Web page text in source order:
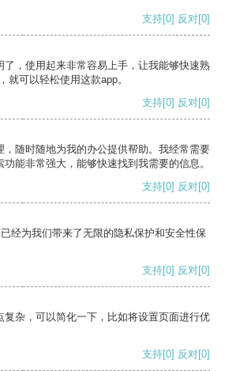
支持[0] 反对[0]
了，使用起来非常容易上手，让我能够快速熟
就可以轻松使用这款app。
支持[0] 反对[0]
，随时随地为我的办公提供帮助。我经常需要
能非常强大，能够快速找到我需要的信息。
支持[0] 反对[0]
经为我们带来了无限的隐私保护和安全性保
支持[0] 反对[0]
复杂，可以简化一下，比如将设置页面进行优
支持[0] 反对[0]